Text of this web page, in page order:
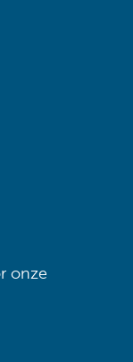
onze